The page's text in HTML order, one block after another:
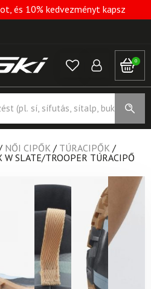
és 10% kedvezményt kapsz
0
NŐI CIPŐK / TÚRACIPŐK /
W SLATE/TROOPER TÚRACIPŐ